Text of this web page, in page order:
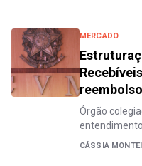
MERCADO
Órgão
CÁSSIA